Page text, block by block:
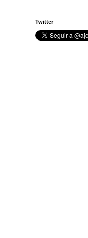
Twitter